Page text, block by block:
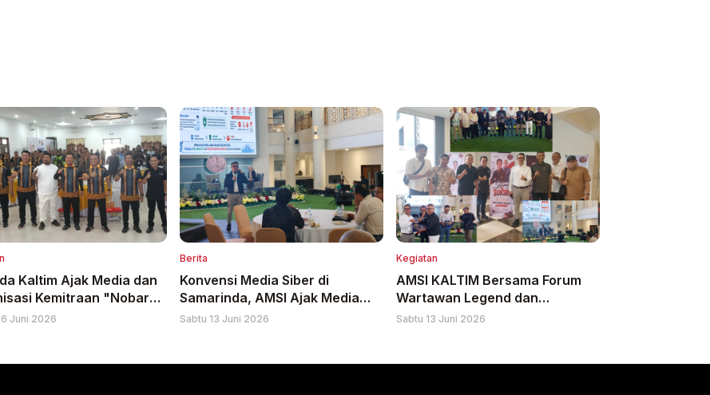
Kaltim Ajak Media dan
Kemitraan "Nobar"
Mako Brimob Polda
Juni 2026
Berita
Konvensi Media Siber di
Samarinda, AMSI Ajak Media
Beradaptasi dan Jadikan AI
Sabtu 13 Juni 2026
Kegiatan
AMSI KALTIM Bersama Forum
Wartawan Legend dan
Diskominfo Kaltim Gelar
Sabtu 13 Juni 2026